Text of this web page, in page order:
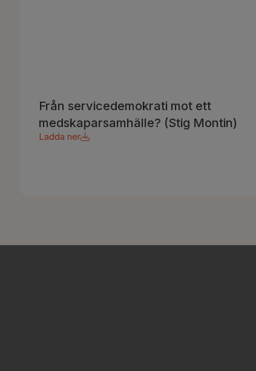
Från servicedemokrati mot ett
medskaparsamhälle? (Stig Montin)
Ladda ner